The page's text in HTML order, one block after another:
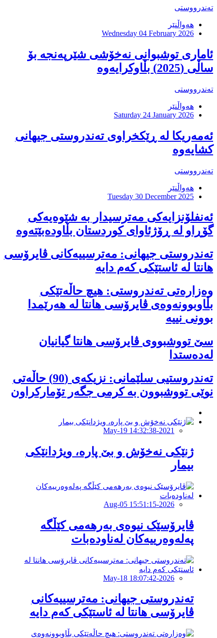
تەندرووستی
هەواڵنێر
Wednesday 04 February 2026
ئاماری توشبوانی نەخۆشی شێرپەنجە بۆ
ساڵی (2025) بڵاوكرایەوە
تەندرووستی
هەواڵنێر
Saturday 24 January 2026
ئەمەریکا لە ڕێكخراوی تەندروستی جیهانی
كشایەوە
تەندرووستی
هەواڵنێر
Tuesday 30 December 2025
ئەنفلۆنزایەکی مەترسیدار بە شێوەیەکی
گۆڕاو لە ڕۆژئاوای كوردستان بڵاودەبێتەوە
تەندروستی جیهانی: مەترسییەکانی ڤایرۆسی
هانتا لە ئاستێکی کەم دایە
وەزارەتی تەندروستی: هیچ حاڵەتێکی
بڵاوبوونەوەی ڤایرۆسی هانتا لە هەرێمدا
بوونی نییە
سێ تووشبووی ڤایرۆسی هانتا گیانیان
لەدەستدا
تەندروستیی سلێمانی: نزیکەی (90) حاڵەتی
نوێی تووشبوون بە کرمی جگەر تۆمارکراون
2021-May-19 14:32:38
ژنێکی نەخۆش و بێ پارە، ویژدانێکی
بیمار
2026-Aug-05 15:51:15
ڤایرۆسێک نیوەی بەرهەمی کێڵگە
پەلەوەرییەکان لەناودەبات
2026-May-18 18:07:42
تەندروستی جیهانی: مەترسییەکانی
ڤایرۆسی هانتا لە ئاستێکی کەم دایە